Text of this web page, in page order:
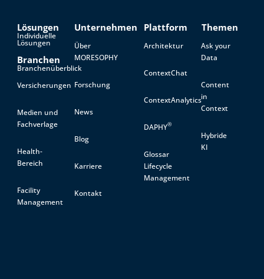
Lösungen
Individuelle
Lösungen
Branchen
Branchenüberblick
Versicherungen
Medien und
Fachverlage
Health-
Bereich
Facility
Management
Unternehmen
Über
MORESOPHY
Forschung
News
Blog
Karriere
Kontakt
Plattform
Architektur
ContextChat
ContextAnalytics
DAPHY®
Glossar
Lifecycle
Management
Themen
Ask your
Data
Content
in
Context
Hybride
KI